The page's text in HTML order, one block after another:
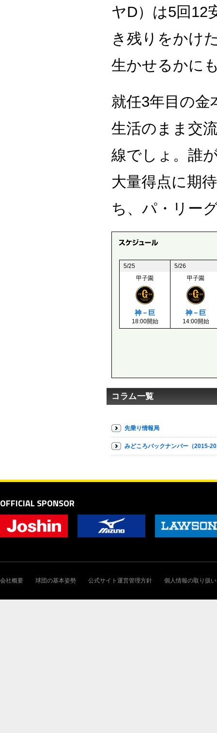
ヤD）は5回12
き残りをかけ
生かせるかに
就任3年目の金
生活のまま交
線でしょ。誰
大量得点に期
ち、パ・リー
5/25
5/26
甲子園
神－巨
18:00開始
甲子園
神－巨
14:00開始
コラム一覧
先乗り情報局
みどころバックナンバー（2015-
OFFICIAL SPONSOR
会社概要 球団の基本姿勢 公式サイト運営管理方針 個人情報の取り扱い